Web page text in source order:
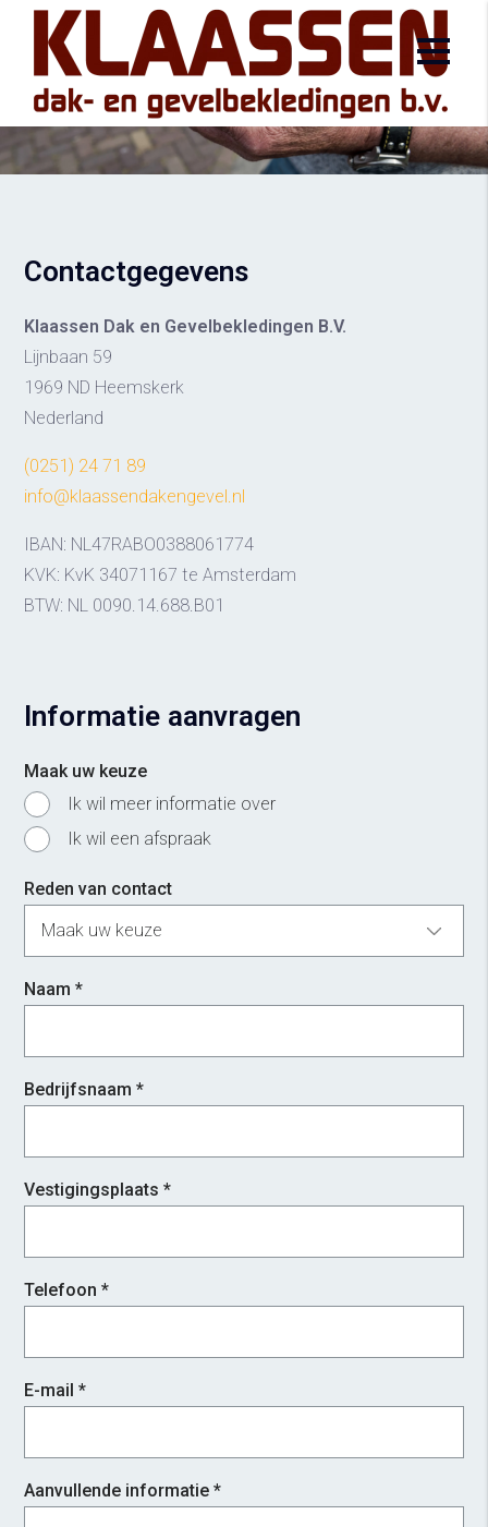
Wat we voor u kunnen betekenen?
Wij informeren u graag!
Contactgegevens
Klaassen Dak en Gevelbekledingen B.V.
Lijnbaan 59
1969 ND Heemskerk
Nederland
(0251) 24 71 89
info@klaassendakengevel.nl
IBAN: NL47RABO0388061774
KVK: KvK 34071167 te Amsterdam
BTW: NL 0090.14.688.B01
Informatie aanvragen
Ik wil meer informatie over
Ik wil een afspraak
Maak uw keuze
Reden van contact
Naam *
Bedrijfsnaam *
Vestigingsplaats *
Telefoon *
E-mail *
Aanvullende informatie *